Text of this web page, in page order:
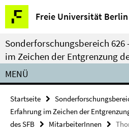
Springe
direkt
zu
Inhalt
Freie Universität Berlin
Service-
Navigation
Sonderforschungsbereich 626
im Zeichen der Entgrenzung
MENÜ
Startseite
Erfahrung im Zeichen der
des SFB
MitarbeiterInnen